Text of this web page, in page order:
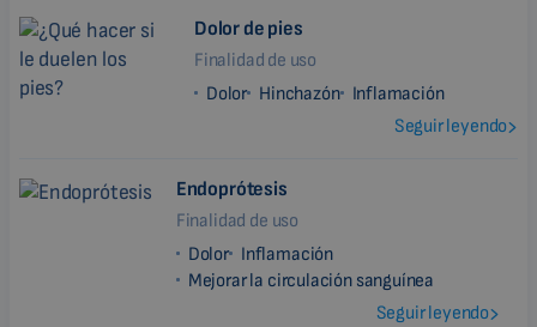
Dolor de pies
Finalidad de uso
Dolor Hinchazón
Inflamación
Seguir leyendo
Endoprótesis
Finalidad de uso
Dolor Inflamación
Mejorar la circulación sanguínea
Seguir leyendo